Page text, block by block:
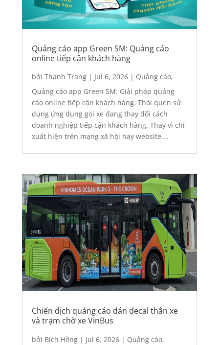
Quảng cáo app Green SM: Quảng cáo
online tiếp cận khách hàng
bởi Thanh Trang| Jul 6, 2026| Quảng cáo,
Quảng cáo app
Quảng cáo app Green SM: Giải pháp quảng
cáo online tiếp cận khách hàng. Thói quen sử
dụng ứng dụng gọi xe đang thay đổi cách
doanh nghiệp tiếp cận khách hàng. Thay vì chỉ
xuất hiện trên mạng xã hội hay website,
Chiến dịch quảng cáo dán decal thân xe
và trạm chờ xe VinBus
bởi Bích Hồng| Jul 6, 2026| Quảng cáo,